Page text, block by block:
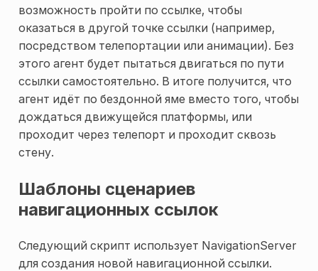
возможность пройти по ссылке, чтобы
оказаться в другой точке ссылки (например,
посредством телепортации или анимации). Без
этого агент будет пытаться двигаться по пути
ссылки самостоятельно. В итоге получится, что
агент идёт по бездонной яме вместо того, чтобы
дождаться движущейся платформы, или
проходит через телепорт и проходит сквозь
стену.
Шаблоны сценариев
навигационных ссылок
Следующий скрипт использует NavigationServer
для создания новой навигационной ссылки.